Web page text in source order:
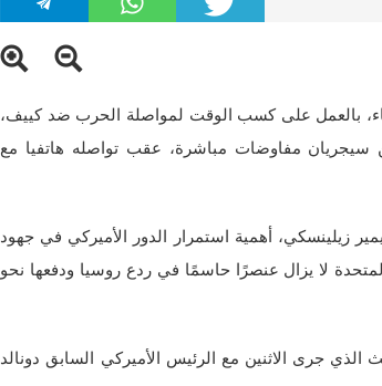
بالعمل على كسب الوقت لمواصلة الحرب ضد كييف،
سيجريان مفاوضات مباشرة، عقب تواصله هاتفيا مع
زيلينسكي، أهمية استمرار الدور الأميركي في جهود
المتحدة لا يزال عنصرًا حاسمًا في ردع روسيا ودفعها نحو
جرى الاثنين مع الرئيس الأميركي السابق دونالد